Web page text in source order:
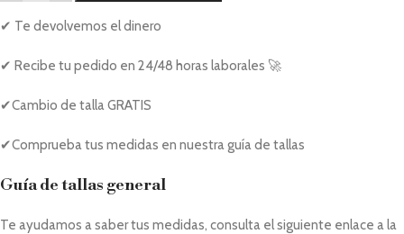
✔ Te devolvemos el dinero
✔ Recibe tu pedido en 24/48 horas laborales 🚀
✔Cambio de talla GRATIS
✔Comprueba tus medidas en nuestra guía de tallas
Guía de tallas general
Te ayudamos a saber tus medidas, consulta el siguiente enlace a la